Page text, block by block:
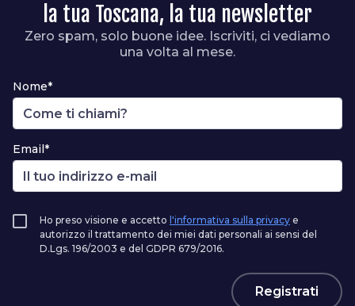
la tua Toscana, la tua newsletter
Zero spam, solo buone idee. Iscriviti, ci vediamo
una volta al mese.
Nome*
Email*
Ho preso visione e accetto l'informativa sulla privacy e
autorizzo il trattamento dei miei dati personali ai sensi del
D.Lgs. 196/2003 e del GDPR 679/2016.
Registrati